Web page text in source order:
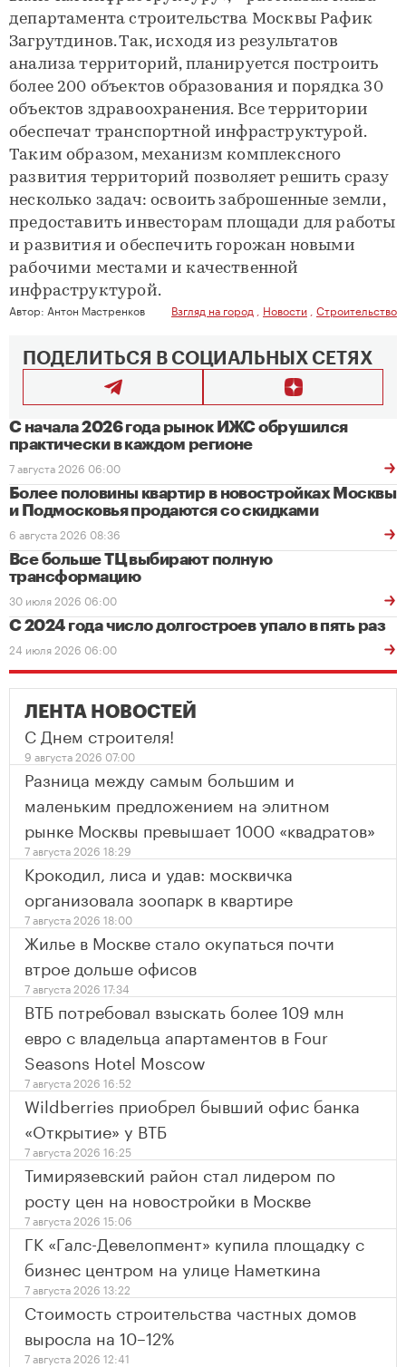
департамента строительства Москвы Рафик
Загрутдинов. Так, исходя из результатов
анализа территорий, планируется построить
более 200 объектов образования и порядка 30
объектов здравоохранения. Все территории
обеспечат транспортной инфраструктурой.
Таким образом, механизм комплексного
развития территорий позволяет решить сразу
несколько задач: освоить заброшенные земли,
предоставить инвесторам площади для работы
и развития и обеспечить горожан новыми
рабочими местами и качественной
инфраструктурой.
Автор: Антон Мастренков Взгляд на город Новости Строительство
ПОДЕЛИТЬСЯ В СОЦИАЛЬНЫХ СЕТЯХ
С начала 2026 года рынок ИЖС обрушился
практически в каждом регионе
7 августа 2026 06:00
Более половины квартир в новостройках Москвы
и Подмосковья продаются со скидками
6 августа 2026 08:36
Все больше ТЦ выбирают полную
трансформацию
30 июля 2026 06:00
С 2024 года число долгостроев упало в пять раз
24 июля 2026 06:00
ЛЕНТА НОВОСТЕЙ
С Днем строителя!
9 августа 2026 07:00
Разница между самым большим и
маленьким предложением на элитном
рынке Москвы превышает 1000 «квадратов»
7 августа 2026 18:29
Крокодил, лиса и удав: москвичка
организовала зоопарк в квартире
7 августа 2026 18:00
Жилье в Москве стало окупаться почти
втрое дольше офисов
7 августа 2026 17:34
ВТБ потребовал взыскать более 109 млн
евро с владельца апартаментов в Four
Seasons Hotel Moscow
7 августа 2026 16:52
Wildberries приобрел бывший офис банка
«Открытие» у ВТБ
7 августа 2026 16:25
Тимирязевский район стал лидером по
росту цен на новостройки в Москве
7 августа 2026 15:06
ГК «Галс-Девелопмент» купила площадку с
бизнес центром на улице Наметкина
7 августа 2026 13:22
Стоимость строительства частных домов
выросла на 10–12%
7 августа 2026 12:41